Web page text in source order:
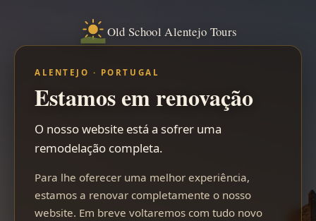
Old School Alentejo Tours
ALENTEJO · PORTUGAL
Estamos em renovação
O nosso website está a sofrer uma
remodelação completa.
Para lhe oferecer uma melhor experiência,
estamos a renovar completamente o nosso
website. Em breve voltaremos com tudo novo